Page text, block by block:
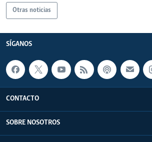
Otras noticias
SÍGANOS
CONTACTO
SOBRE NOSOTROS